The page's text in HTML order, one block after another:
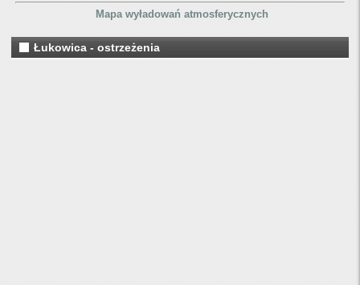
Mapa wyładowań atmosferycznych
Łukowica - ostrzeżenia